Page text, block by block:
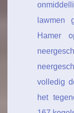
lawmen
Hamer
volledig
het